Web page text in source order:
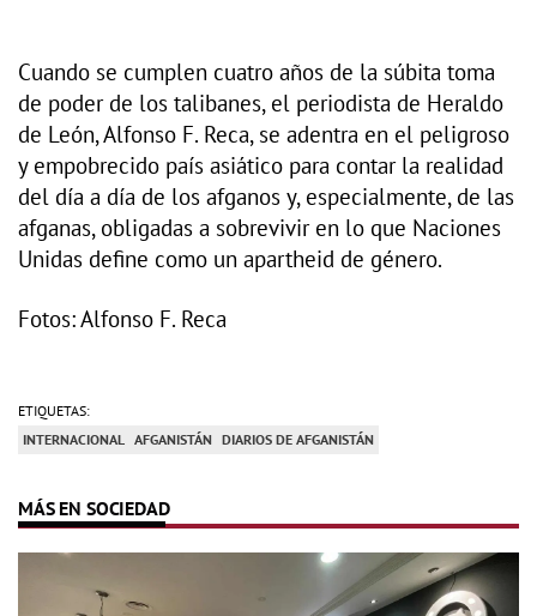
Cuando se cumplen cuatro años de la súbita toma
de poder de los talibanes, el periodista de Heraldo
de León, Alfonso F. Reca, se adentra en el peligroso
y empobrecido país asiático para contar la realidad
del día a día de los afganos y, especialmente, de las
afganas, obligadas a sobrevivir en lo que Naciones
Unidas define como un apartheid de género.
Fotos: Alfonso F. Reca
ETIQUETAS:
INTERNACIONAL
AFGANISTÁN DIARIOS DE AFGANISTÁN
MÁS EN SOCIEDAD